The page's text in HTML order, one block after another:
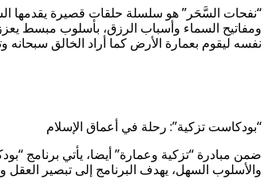
“نفحات السَّحَر” هو سلسلة حلقات قصيرة يقدمها
ومفاتيح السماء وأسباب الرزق، بأسلوب مبسط
نفسه ليقوم بعمارة الأرض كما أراد الخالق سبحانه
“بودكاست تزكية”: رحلة في أعماق الإسلام
ضمن مبادرة “تزكية وعمارة” أيضا، يأتي برنامج
والأسلوب السهل، يهدف البرنامج إلى تبصير